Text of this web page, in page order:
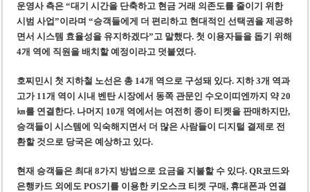
운영사 측은 “대기 시간을 단축하고 현금 거래 의존도를 줄이기 위한
시범 사업”이라며 “승객들에게 더 편리하고 현대적인 선택권을 제공하
면서 시스템 효율성을 유지하겠다”고 말했다. 첫 이용자들을 돕기 위해
4개 역에 직원을 배치할 예정이라고 덧붙였다.
호찌민시 첫 지하철 노선은 총 14개 역으로 구성돼 있다. 지하 3개 역과
고가 11개 역이 시내 벤탄 시장에서 동쪽 관문인 수오이띠엔까지 약 20
㎞를 연결한다. 나머지 10개 역에서는 여전히 종이 티켓을 판매하지만,
승객들이 시스템에 익숙해지면서 더 많은 사람들이 디지털 결제로 전
환할 것으로 당국은 예상하고 있다.
현재 승객들은 최대 8가지 방법으로 요금을 지불할 수 있다. QR코드와
은행카드 외에도 POS기를 이용한 키오스크 티켓 구매, 휴대폰과 연결